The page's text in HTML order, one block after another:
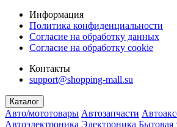
Информация
Политика конфиденциальности
Согласие на обработку данных
Согласие на обработку cookie
Контакты
support@shopping-mall.su
Каталог
Авто/мототовары Автозапчасти
Автоэлектроника Электроника Бытовая